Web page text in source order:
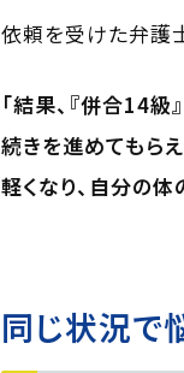
依頼を受けた弁護
「結果、『併合14
続きを進めてもら
軽くなり、自分の
同じ状況で